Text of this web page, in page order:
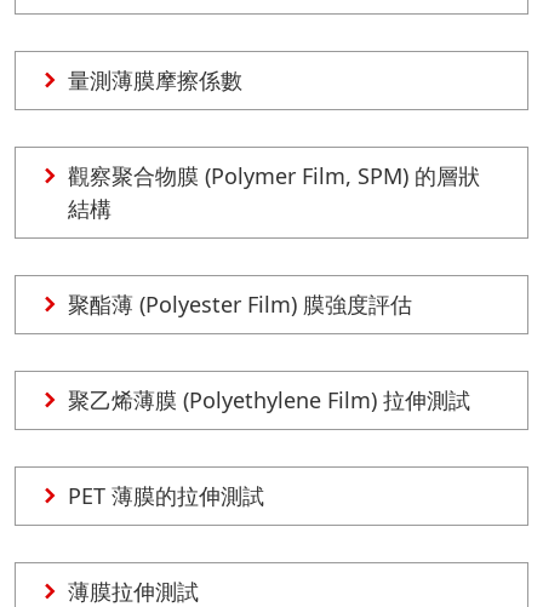
量測薄膜摩擦係數
觀察聚合物膜 (Polymer Film, SPM) 的層狀
結構
聚酯薄 (Polyester Film) 膜強度評估
聚乙烯薄膜 (Polyethylene Film) 拉伸測試
PET 薄膜的拉伸測試
薄膜拉伸測試